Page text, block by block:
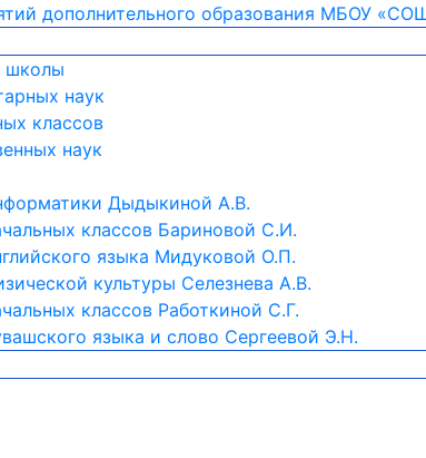
дополнительного образования МБОУ
школы
наук
классов
наук
Дыдыкиной А.В.
классов Бариновой С.И.
языка Мидуковой О.П.
культуры Селезнева А.В.
классов Работкиной С.Г.
языка и слово Сергеевой Э.Н.